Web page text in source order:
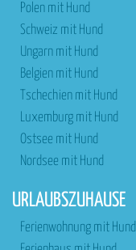
Polen mit Hund
Schweiz mit Hund
Ungarn mit Hund
Belgien mit Hund
Tschechien mit Hund
Luxemburg mit Hund
Ostsee mit Hund
Nordsee mit Hund
URLAUBSZUHAUSE
Ferienwohnung mit Hund